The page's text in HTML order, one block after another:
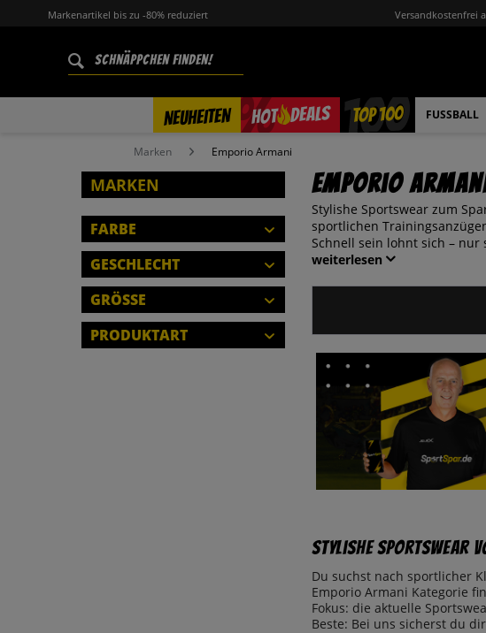
Markenartikel bis zu -80% reduziert Versandkostenfrei
NEUHEITEN HOT DEALS
% TOP 100 FUSSBALL
Marken Emporio Armani
MARKEN
FARBE
GESCHLECHT
HERREN
KINDER
GRÖSSE
XS
PRODUKTART
Emporio
Stylishe Sportswear zum
sportlichen
Schnell sein lohnt sich – nur
weiterlesen
Stylishe Sportswear
Du suchst nach sportlicher
Emporio Armani Kategorie
Fokus: die aktuelle
Beste: Bei uns sicherst du